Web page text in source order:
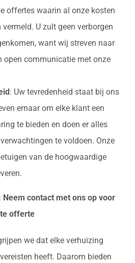
offertes waarin al onze kosten
U zult geen verborgen
want wij streven naar
open communicatie met onze
: Uw tevredenheid staat bij ons
ernaar om elke klant een
te bieden en doen er alles
te voldoen. Onze
van de hoogwaardige
contact met ons op voor
offerte
we dat elke verhuizing
heeft. Daarom bieden